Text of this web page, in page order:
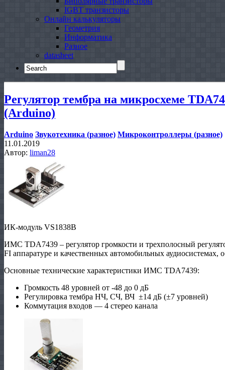
IGBT транзисторы
Онлайн калькуляторы
Геометрия
Информатика
Разное
datasheet
Search
for:
Регулятор тембра на микросхеме
(Arduino)
Arduino Звукотехника (разное) Микроконтроллеры (разное)
11.01.2019
Автор: liman28
ИК-модуль VS1838B
ИМС TDA7439 – регулятор громкости и трехполосный
FI аппаратуре и качественных автомобильных
Основные технические характеристики ИМС TDA7439:
Громкость 48 уровней от -48 до 0 дБ
Регулировка тембра НЧ, СЧ, ВЧ ±14 дБ (±7 уровней)
Коммутация входов — 4 стерео канала